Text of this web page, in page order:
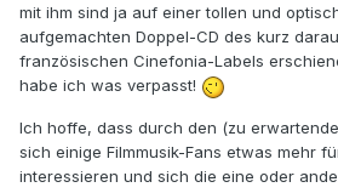
mit ihm sind ja auf einer tollen und
aufgemachten Doppel-CD des kurz
französischen Cinefonia-Labels
habe ich was verpasst!
Ich hoffe, dass durch den (zu
sich einige Filmmusik-Fans etwas mehr
interessieren und sich die eine oder